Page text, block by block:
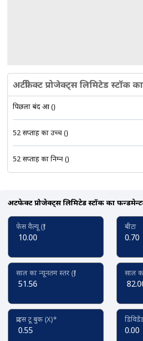
अर्टीफेक्ट प्रोजेक्ट्स लिमिटेड स्टॉक
पिछला बंद हुआ (₹)
52 सप्ताह का उच्च (₹)
52 सप्ताह का निम्न (₹)
अर्टीफेक्ट प्रोजेक्ट्स लिमिटेड स्टॉक का
फेस वैल्यू (₹)
10.00
बीटा
0.70
साल का न्यूनतम स्तर (₹)
51.56
साल
प्राइस टू बुक (X)*
0.55 0.00